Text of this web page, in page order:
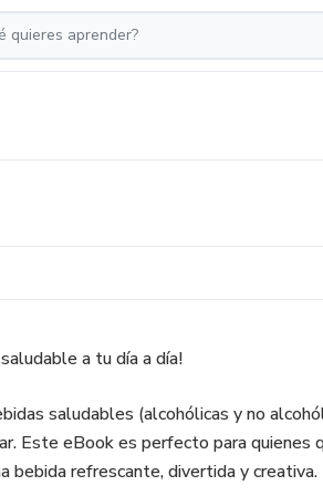
a tu día a día!
saludables (alcohólicas y no
Este eBook es perfecto para quienes
bebida refrescante, divertida y creativa.